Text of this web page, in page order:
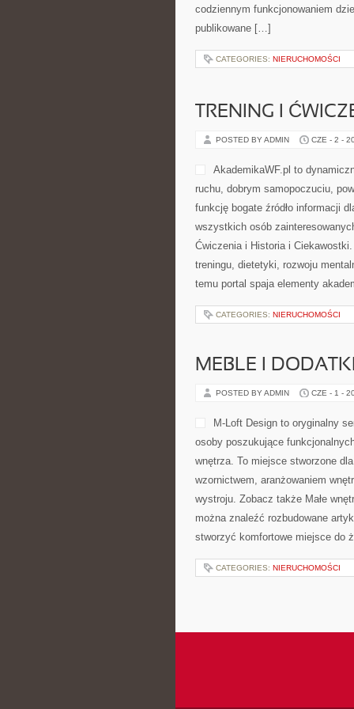
praktyczne porady łączą się z
POSTED BY ADMIN CZE - 3 -
praktycznych informacji dla
etapach rozwoju. Na witrynie
TRENING I
POSTED BY ADMIN CZE - 2 -